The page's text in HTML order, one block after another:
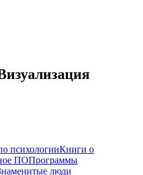
психологииКниги о
ПОПрограммы
люди